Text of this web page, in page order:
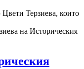
Терзиева, които
на Историческия